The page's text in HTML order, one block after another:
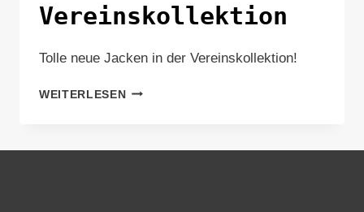
Vereinskollektion
Tolle neue Jacken in der Vereinskollektion!
WEITERLESENAKTUALISIERTE